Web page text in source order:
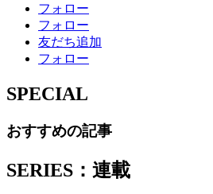
フォロー
フォロー
友だち追加
フォロー
SPECIAL
おすすめの記事
SERIES：連載